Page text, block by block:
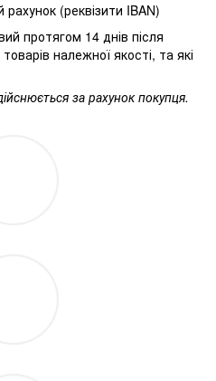
(реквізити IBAN)
протягом 14 днів після
належної якості, та які
за рахунок покупця.